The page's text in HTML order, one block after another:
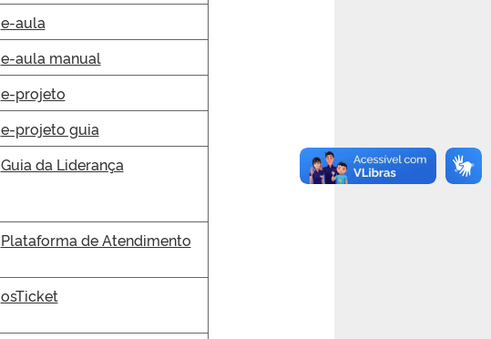
e-aula
e-aula manual
e-projeto
e-projeto guia
Guia da Liderança
Plataforma de Atendimento
osTicket